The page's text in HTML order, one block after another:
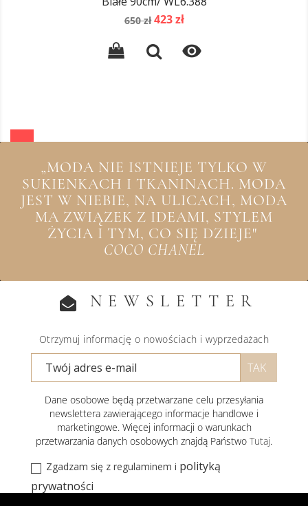
Cena
650 zł Cena
423 zł

„MODA NIE ISTNIEJE TYLKO W
SUKIENKACH I TKANINACH. MODA
JEST W NIEBIE, NA ULICACH, MODA
MA ZWIĄZEK Z IDEAMI, STYLEM
ŻYCIA I TYM, CO SIĘ DZIEJE"
COCO CHANEL
NEWSLETTER
Otrzymuj informację o nowościach i wyprzedażach
Dane osobowe będą przetwarzane celu przesyłania
newslettera zawierającego informacje handlowe i
marketingowe. Więcej informacji o warunkach
przetwarzania danych osobowych znajdą Państwo Tutaj.
Zgadzam się z regulaminem i polityką
prywatności